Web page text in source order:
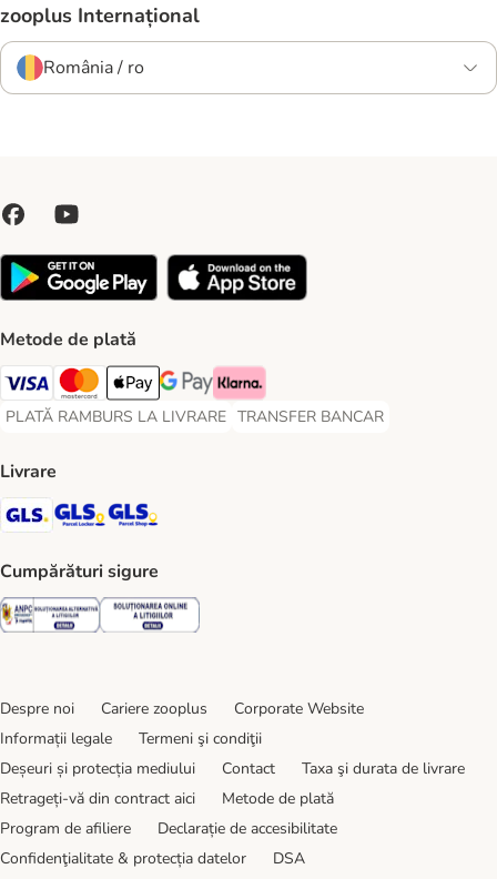
zooplus Internațional
România / ro
Metode de plată
Visa Payment Method
Master Card Payment Method
Apple Pay Payment Method
Google Pay Payment Method
Klarna Payment Method
PLATĂ RAMBURS LA LIVRARE
PLATĂ RAMBURS LA LIVRARE Payment Method
TRANSFER BANCAR
TRANSFER BANCAR Payment
Livrare
GLS Shipping Method
GLS Locker Shipping Method
Cumpărături sigure
Security Security
Despre noi Cariere zooplus
Corporate Website
Informații legale
Termeni şi condiţii
Deșeuri și protecția mediului
Contact
Taxa şi durata de livrare
Retrageți-vă din contract aici
Metode de plată
Program de afiliere
Declarație de accesibilitate
Confidenţialitate & protecția datelor
DSA